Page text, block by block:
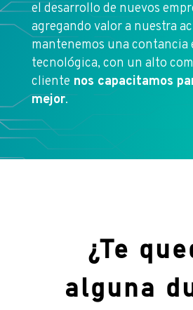
el desarrollo de nuevos
agregando valor a nuestra
mantenemos una contancia
tecnológica, con un alto
cliente nos capacitamos
mejor.
¿Te
alguna